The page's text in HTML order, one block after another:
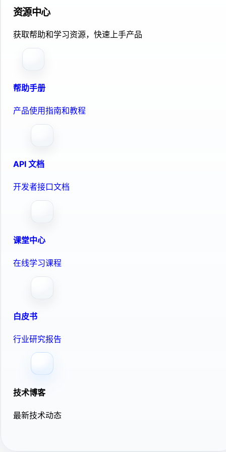
资源中心
获取帮助和学习资源，快速上手产品
帮助手册
产品使用指南和教程
API 文档
开发者接口文档
课堂中心
在线学习课程
白皮书
行业研究报告
技术博客
最新技术动态